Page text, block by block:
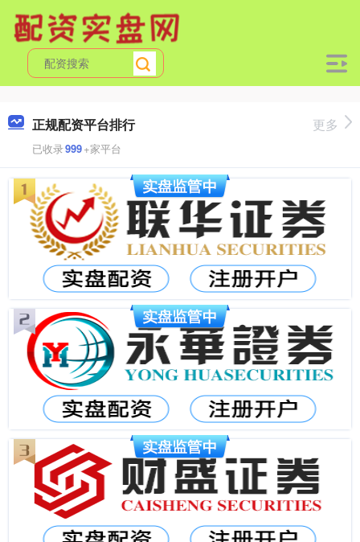
正规配资平台排行
已收录999+家平台
更多